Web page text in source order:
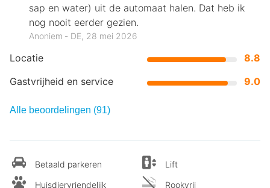
Locatie
8.8
Gastvrijheid en service
9.0
sap en water) uit de automaat halen. Dat heb ik
nog nooit eerder gezien.
Anoniem ‐ DE, 28 mei 2026
Alle beoordelingen (91)
Betaald parkeren
Huisdiervriendelijk
Lift
Rookvrij